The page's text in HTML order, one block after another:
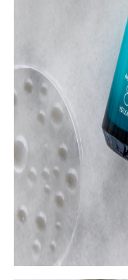
MINÉRAL 89 NEGA ZA
je možda
podočnjacima i
u kombinaciji sa
čistim kofeinom, karite
zelene mikroalge,
svežiji pogled. Ovaj
području oko očiju,
sata hidratacije i
izgled.
SLOW ÂGE NEGA ZA
Vichy probiotska nega
krema je spoj prirodom
uključuju moćni
Bifidus, Vichy
kofein. Ova formula
preporučuje svim
iz okoline i koje žele da
i da uspore njihovu